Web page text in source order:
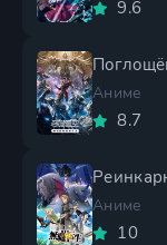
9.6
Аниме
8.7
Аниме
10